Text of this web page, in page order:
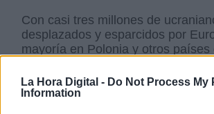
La Hora Digital - Do Not Process My
Information
Con casi tres millones de
desplazados y esparcidos por
mayoría en Polonia y otros países
conflicto agota poco a poco su
simpatía para convertirse en